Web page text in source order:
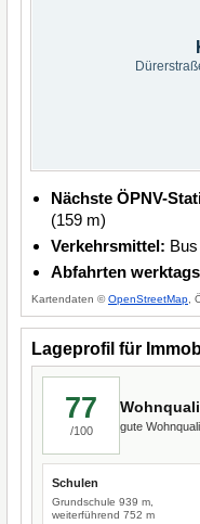
Nächste ÖPNV-
(159 m)
Verkehrsmittel: Bus
Abfahrten
Kartendaten ©OpenStreetMap ,
Lageprofil für
77
/100 gute
Schulen
Grundschule 939 m,
weiterführend 752 m